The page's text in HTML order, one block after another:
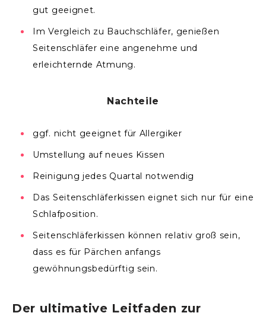
gut geeignet.
Im Vergleich zu Bauchschläfer, genießen
Seitenschläfer eine angenehme und
erleichternde Atmung.
Nachteile
ggf. nicht geeignet für Allergiker
Umstellung auf neues Kissen
Reinigung jedes Quartal notwendig
Das Seitenschläferkissen eignet sich nur für eine
Schlafposition.
Seitenschläferkissen können relativ groß sein,
dass es für Pärchen anfangs
gewöhnungsbedürftig sein.
Der ultimative Leitfaden zur